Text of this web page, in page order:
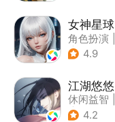
女神星球
角色扮演
| 捏脸
4.9
江湖悠悠
休闲益智
| 田园生活
4.2